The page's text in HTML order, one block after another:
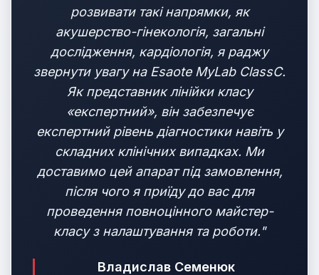
розвивати такі напрямки, як
акушерство-гінекологія, загальні
дослідження, кардіологія, я раджу
звернути увагу на Esaote MyLab ClassC.
Як представник лінійки класу
«експертний», він забезпечує
експертний рівень діагностики навіть у
складних клінічних випадках. Ми
доставимо цей апарат під замовлення,
після чого я приїду до вас для
проведення повноцінного майстер-
класу з налаштування та роботи."
Владислав Семенюк